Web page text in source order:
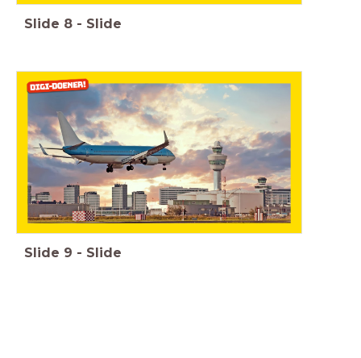
Slide 8 - Slide
Slide 9 - Slide